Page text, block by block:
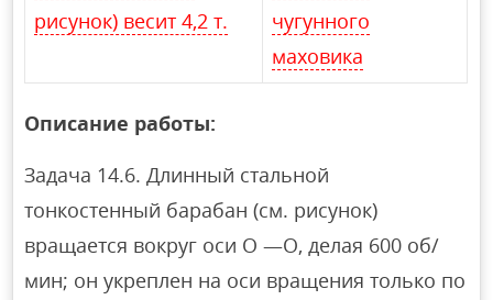
рисунок) весит 4,2 т.
чугунного
маховика
Описание работы:
Задача 14.6. Длинный стальной
тонкостенный барабан (см. рисунок)
вращается вокруг оси О —О, делая 600 об/
мин; он укреплен на оси вращения только по